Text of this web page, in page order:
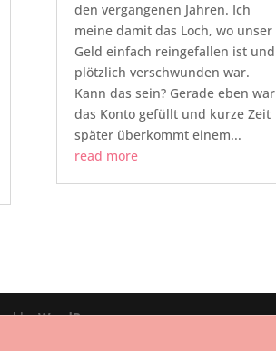
den vergangenen Jahren. Ich
meine damit das Loch, wo unser
Geld einfach reingefallen ist und
plötzlich verschwunden war.
Kann das sein? Gerade eben war
das Konto gefüllt und kurze Zeit
später überkommt einem...
read more
byWordPress